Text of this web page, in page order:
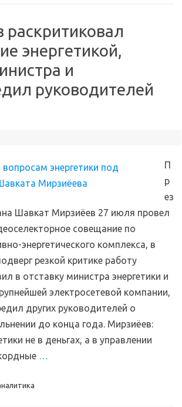
раскритиковал
энергетикой,
и
руководителей
П
р
ез
Шавкат Мирзиёев 27 июля провел
совещание по
энергетического комплекса, в
резкой критике работу
в отставку министра энергетики и
электросетевой компании,
других руководителей о
до конца года. Мирзиёев:
не в деньгах, а в управлении
…